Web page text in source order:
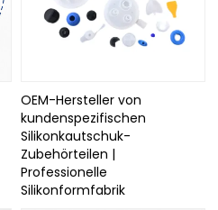
OEM-Hersteller von
kundenspezifischen
Silikonkautschuk-
Zubehörteilen |
Professionelle
Silikonformfabrik